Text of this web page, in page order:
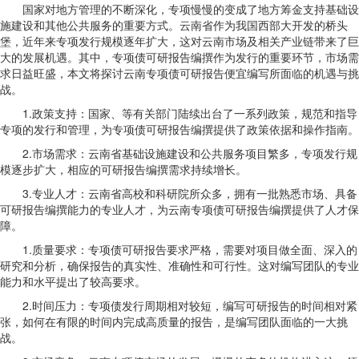
国家对地方管理的不断深化，专项慢慢的变成了地方筹金支持基础设
施建设和其他公共服务的重要方式。云南省作为我国西部大开发的桥头
堡，近年来专项发行规模逐年扩大，这对云南市场及相关产业链带来了巨
大的发展机遇。其中，专项债可研报告编撰作为发行的重要环节，市场需
求日益旺盛，本文将探讨云南专项债可研报告便宜编写所面临的机遇与挑
战。
1.政策支持：国家、等有关部门陆续出台了一系列政策，规范和指导
专项的发行和管理，为专项债可研报告编撰提供了政策依据和操作指南。
2.市场需求：云南省基础设施建设和公共服务项目繁多，专项发行规
模逐步扩大，相应的可研报告编撰需求持续增长。
3.专业人才：云南省高校和科研院所众多，拥有一批熟悉市场、具备
可研报告编撰能力的专业人才，为云南专项债可研报告编撰提供了人才保
障。
1.质量要求：专项债可研报告要求严格，需要对项目做全面、深入的
研究和分析，确保报告的真实性、准确性和可行性。这对编写团队的专业
能力和水平提出了较高要求。
2.时间压力：专项债发行周期相对较短，编写可研报告的时间相对紧
张，如何在有限的时间内完成高质量的报告，是编写团队面临的一大挑
战。